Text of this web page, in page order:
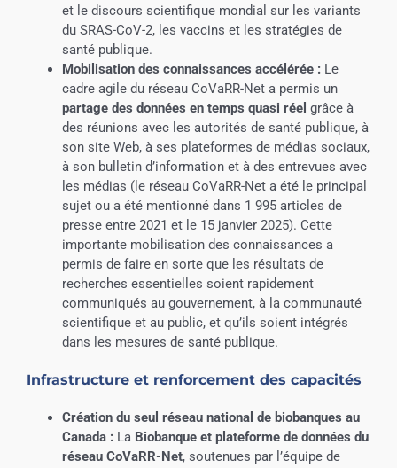
et le discours scientifique mondial sur les variants
du SRAS-CoV-2, les vaccins et les stratégies de
santé publique.
Mobilisation des connaissances accélérée :Le
cadre agile du réseau CoVaRR-Net a permis un
partage des données en temps quasi réel grâce à
des réunions avec les autorités de santé publique, à
son site Web, à ses plateformes de médias sociaux,
à son bulletin d’information et à des entrevues avec
les médias (le réseau CoVaRR-Net a été le principal
sujet ou a été mentionné dans 1 995 articles de
presse entre 2021 et le 15 janvier 2025). Cette
importante mobilisation des connaissances a
permis de faire en sorte que les résultats de
recherches essentielles soient rapidement
communiqués au gouvernement, à la communauté
scientifique et au public, et qu’ils soient intégrés
dans les mesures de santé publique.
Infrastructure et renforcement des capacités
Création du seul réseau national de biobanques au
Canada :La Biobanque et plateforme de données du
réseau CoVaRR-Net, soutenues par l’équipe de